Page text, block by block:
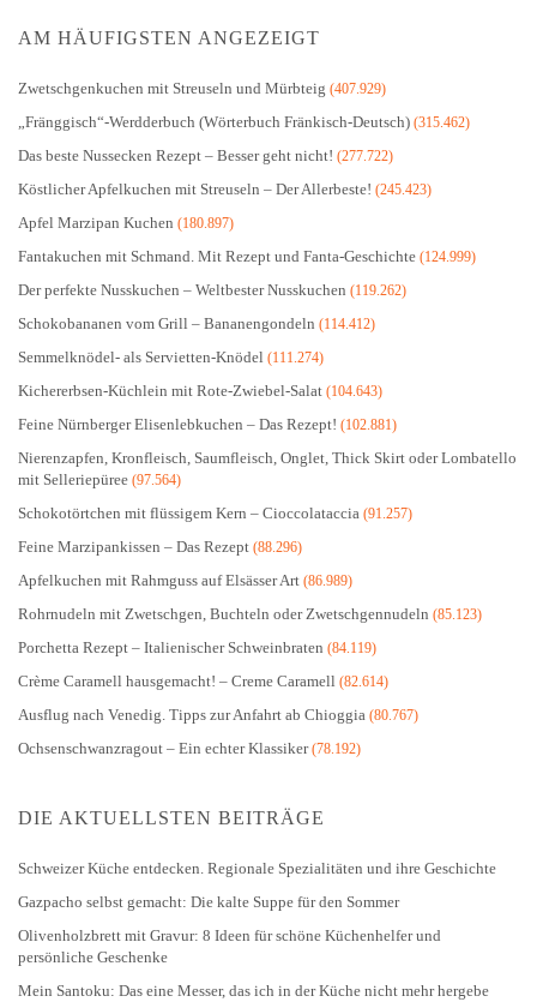
AM HÄUFIGSTEN ANGEZEIGT
Zwetschgenkuchen mit Streuseln und Mürbteig (407.929)
„Fränggisch“-Werdderbuch (Wörterbuch Fränkisch-Deutsch) (315.462)
Das beste Nussecken Rezept – Besser geht nicht! (277.722)
Köstlicher Apfelkuchen mit Streuseln – Der Allerbeste! (245.423)
Apfel Marzipan Kuchen (180.897)
Fantakuchen mit Schmand. Mit Rezept und Fanta-Geschichte (124.999)
Der perfekte Nusskuchen – Weltbester Nusskuchen (119.262)
Schokobananen vom Grill – Bananengondeln (114.412)
Semmelknödel- als Servietten-Knödel (111.274)
Kichererbsen-Küchlein mit Rote-Zwiebel-Salat (104.643)
Feine Nürnberger Elisenlebkuchen – Das Rezept! (102.881)
Nierenzapfen, Kronfleisch, Saumfleisch, Onglet, Thick Skirt oder Lombatello
mit Selleriepüree (97.564)
Schokotörtchen mit flüssigem Kern – Cioccolataccia (91.257)
Feine Marzipankissen – Das Rezept (88.296)
Apfelkuchen mit Rahmguss auf Elsässer Art (86.989)
Rohrnudeln mit Zwetschgen, Buchteln oder Zwetschgennudeln (85.123)
Porchetta Rezept – Italienischer Schweinbraten (84.119)
Crème Caramell hausgemacht! – Creme Caramell (82.614)
Ausflug nach Venedig. Tipps zur Anfahrt ab Chioggia (80.767)
Ochsenschwanzragout – Ein echter Klassiker(78.192)
DIE AKTUELLSTEN BEITRÄGE
Schweizer Küche entdecken. Regionale Spezialitäten und ihre Geschichte
Gazpacho selbst gemacht: Die kalte Suppe für den Sommer
Olivenholzbrett mit Gravur: 8 Ideen für schöne Küchenhelfer und
persönliche Geschenke
Mein Santoku: Das eine Messer, das ich in der Küche nicht mehr hergebe